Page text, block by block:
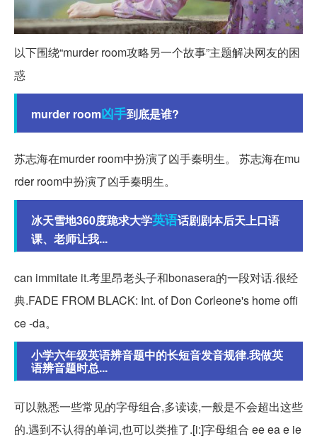
以下围绕“murder room攻略另一个故事”主题解决网友的困
惑
murder room凶手到底是谁?
苏志海在murder room中扮演了凶手秦明生。 苏志海在mu
rder room中扮演了凶手秦明生。
冰天雪地360度跪求大学英语话剧剧本后天上口语
课、老师让我...
can immitate it.考里昂老头子和bonasera的一段对话.很经
典.FADE FROM BLACK: Int. of Don Corleone's home offi
ce -da。
小学六年级英语辨音题中的长短音发音规律.我做英
语辨音题时总...
可以熟悉一些常见的字母组合,多读读,一般是不会超出这些
的.遇到不认得的单词,也可以类推了.[i:]字母组合 ee ea e ie